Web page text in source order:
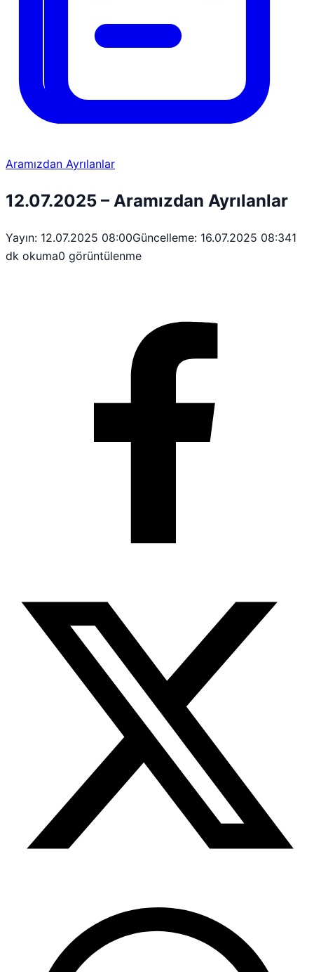
Aramızdan Ayrılanlar
12.07.2025 – Aramızdan Ayrılanlar
Yayın: 12.07.2025 08:00Güncelleme: 16.07.2025 08:341
dk okuma0 görüntülenme